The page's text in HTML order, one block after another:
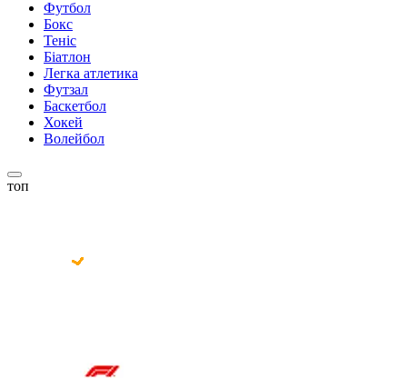
Футбол
Бокс
Теніс
Біатлон
Легка атлетика
Футзал
Баскетбол
Хокей
Волейбол
топ